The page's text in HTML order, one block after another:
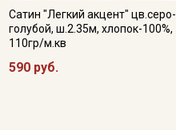
Сатин "Легкий акцент" цв.серо-
голубой, ш.2.35м, хлопок-100%,
110гр/м.кв
590 руб.